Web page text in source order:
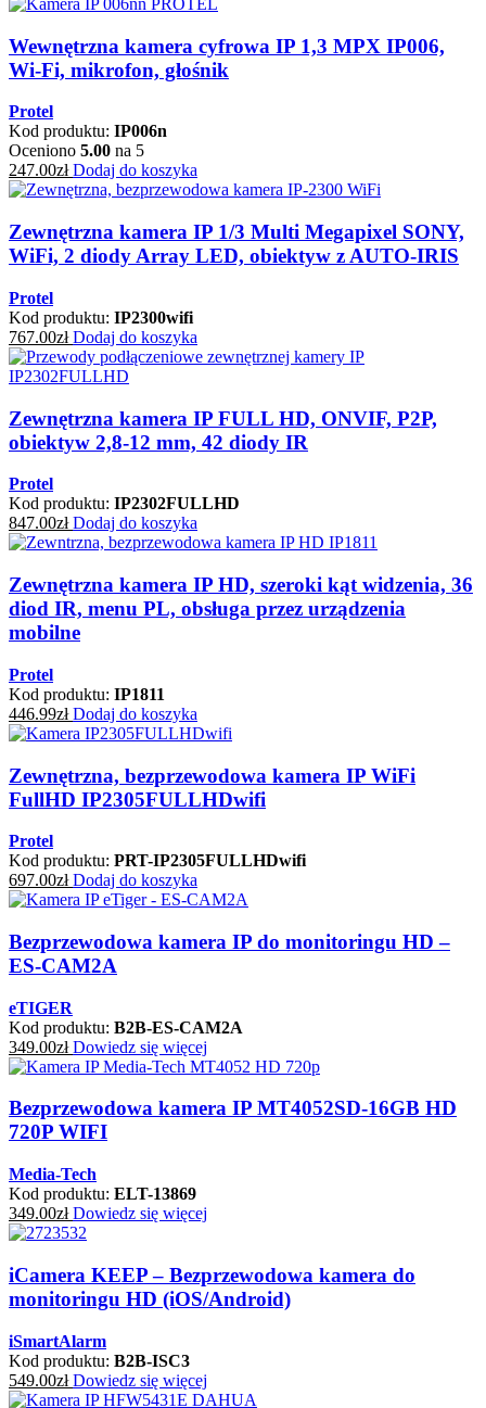
Wewnętrzna kamera cyfrowa IP 1,3 MPX IP006,
Wi-Fi, mikrofon, głośnik
Protel
Kod produktu: IP006n
Oceniono 5.00 na 5
247.00zł Dodaj do koszyka
Zewnętrzna kamera IP 1/3 Multi Megapixel SONY,
WiFi, 2 diody Array LED, obiektyw z AUTO-IRIS
Protel
Kod produktu: IP2300wifi
767.00zł Dodaj do koszyka
Zewnętrzna kamera IP FULL HD, ONVIF, P2P,
obiektyw 2,8-12 mm, 42 diody IR
Protel
Kod produktu: IP2302FULLHD
847.00zł Dodaj do koszyka
Zewnętrzna kamera IP HD, szeroki kąt widzenia, 36
diod IR, menu PL, obsługa przez urządzenia
mobilne
Protel
Kod produktu: IP1811
446.99zł Dodaj do koszyka
Zewnętrzna, bezprzewodowa kamera IP WiFi
FullHD IP2305FULLHDwifi
Protel
Kod produktu: PRT-IP2305FULLHDwifi
697.00zł Dodaj do koszyka
Bezprzewodowa kamera IP do monitoringu HD –
ES-CAM2A
eTIGER
Kod produktu: B2B-ES-CAM2A
349.00zł Dowiedz się więcej
Bezprzewodowa kamera IP MT4052SD-16GB HD
720P WIFI
Media-Tech
Kod produktu: ELT-13869
349.00zł Dowiedz się więcej
iCamera KEEP – Bezprzewodowa kamera do
monitoringu HD (iOS/Android)
iSmartAlarm
Kod produktu: B2B-ISC3
549.00zł Dowiedz się więcej